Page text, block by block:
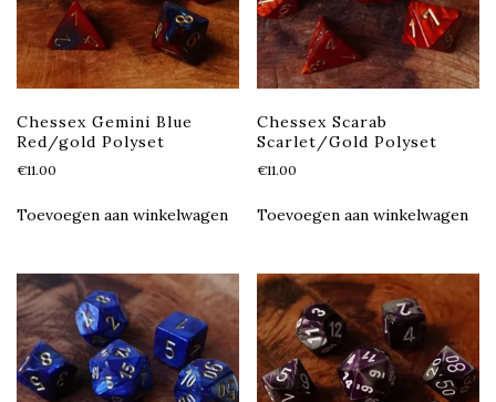
Chessex Gemini Blue
Red/gold Polyset
€11.00
Toevoegen aan winkelwagen
Chessex Scarab
Scarlet/Gold Polyset
€11.00
Toevoegen aan winkelwagen